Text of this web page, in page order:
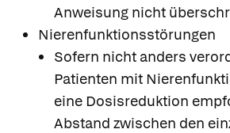
Anweisung nicht
Nierenfunktionsstörungen
Sofern nicht anders
Patienten mit
eine Dosisreduktion
Abstand zwischen den